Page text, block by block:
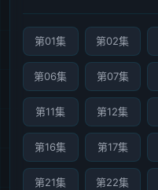
第01集 第02集
第06集 第07集
第11集 第12集
第16集 第17集
第21集 第22集